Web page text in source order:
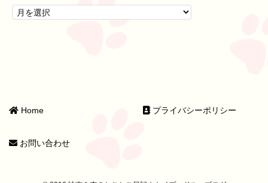
Home プライバシーポリシー
お問い合わせ